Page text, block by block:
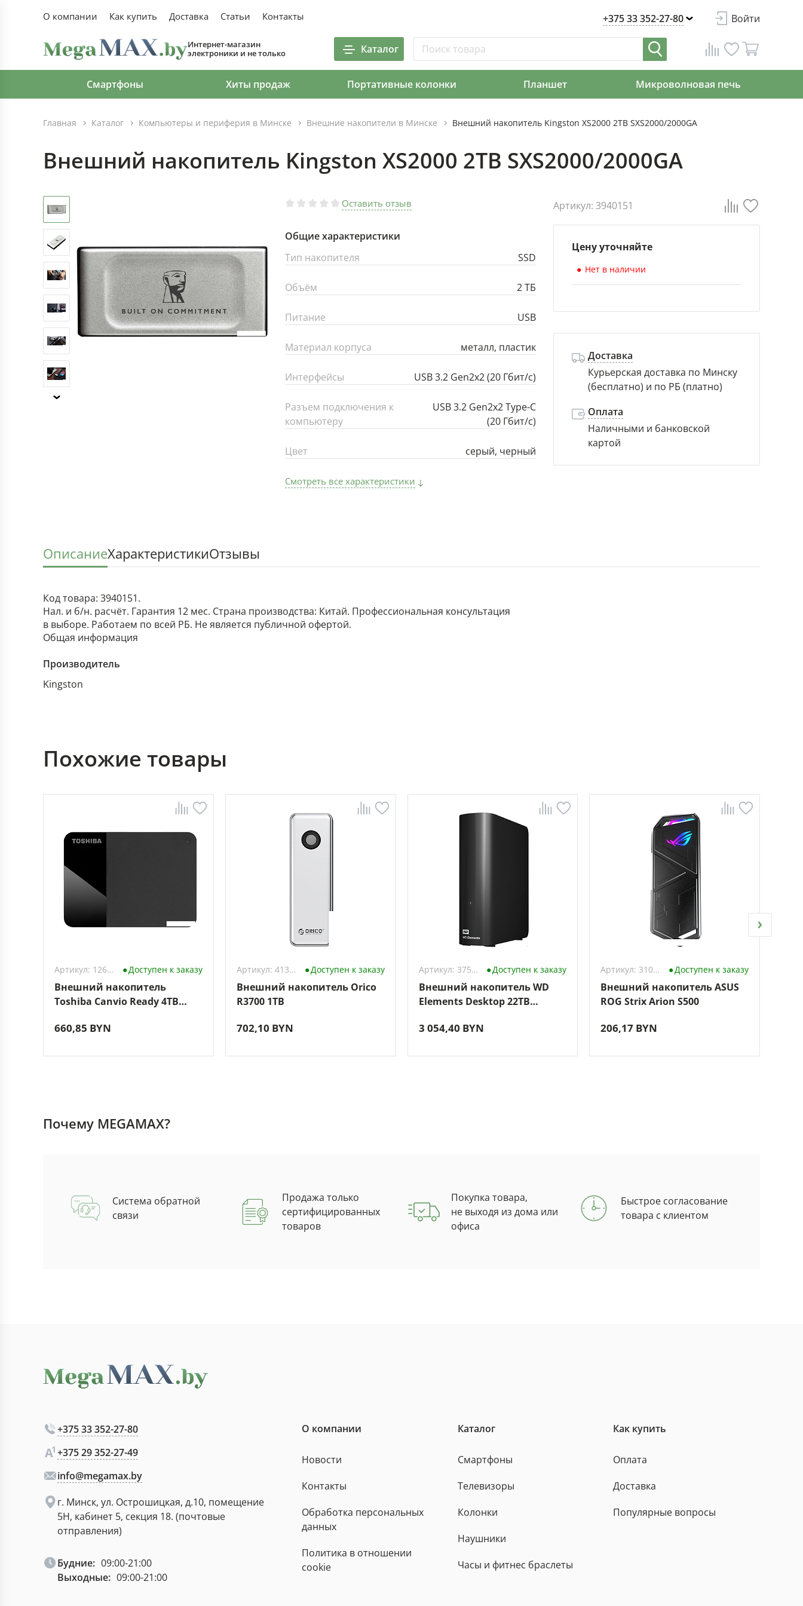
О компании Как купить Доставка Статьи Контакты +375 33 352-27-80 Войти
Интернет-магазин
электроники и не только
Каталог
Смартфоны Хиты продаж Портативные колонки Планшет Микроволновая печь
Главная Каталог Компьютеры и периферия в Минске Внешние накопители в Минске Внешний накопитель Kingston XS2000 2TB SXS2000/2000GA
Внешний накопитель Kingston XS2000 2TB SXS2000/2000GA
Оставить отзыв
Общие характеристики
Тип накопителя
SSD
Объём 2 ТБ
Питание USB
Материал корпуса металл, пластик
Интерфейсы USB 3.2 Gen2x2 (20 Гбит/с)
Разъем подключения к
компьютеру
USB 3.2 Gen2x2 Type-C
(20 Гбит/с)
Цвет серый, черный
Смотреть все характеристики
Артикул: 3940151
Цену уточняйте
Нет в наличии
Доставка
Курьерская доставка по Минску
(бесплатно) и по РБ (платно)
Оплата
Наличными и банковской
картой
ОписаниеХарактеристикиОтзывы
Код товара: 3940151.
Нал. и б/н. расчёт. Гарантия 12 мес. Страна производства: Китай. Профессиональная консультация
в выборе. Работаем по всей РБ. Не является публичной офертой.
Общая информация
Производитель
Kingston
Похожие товары
Артикул: 1264126 Доступен к заказу
Внешний накопитель
Toshiba Canvio Ready 4TB
660,85 BYN
Артикул: 4132075 Доступен к заказу
Внешний накопитель Orico
R3700 1TB
702,10 BYN
Артикул: 3755614 Доступен к заказу
Внешний накопитель WD
Elements Desktop 22TB
3 054,40 BYN
Артикул: 3102860 Доступен к заказу
Внешний накопитель ASUS
ROG Strix Arion S500
206,17 BYN
Почему MEGAMAX?
Система обратной
связи
Продажа только
сертифицированных
товаров
Покупка товара,
не выходя из дома или
офиса
Быстрое согласование
товара с клиентом
+375 33 352-27-80
+375 29 352-27-49
info@megamax.by
г. Минск, ул. Острошицкая, д.10, помещение
5Н, кабинет 5, секция 18. (почтовые
отправления)
Будние: 09:00-21:00
Выходные: 09:00-21:00
О компании
Новости
Контакты
Обработка персональных
данных
Политика в отношении
cookie
Каталог
Смартфоны
Телевизоры
Колонки
Наушники
Часы и фитнес браслеты
Как купить
Оплата
Доставка
Популярные вопросы